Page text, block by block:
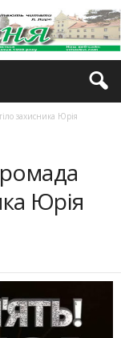
захисника Юрія
Юрія